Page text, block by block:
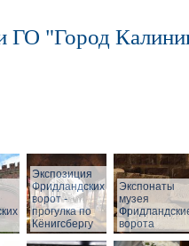
ГО "Город
Экспозиция
Фридландских
ворот -
прогулка по
Кёнигсбергу
Экспонаты
музея
ворота